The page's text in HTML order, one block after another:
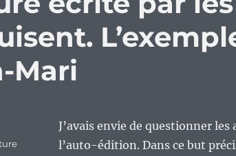
Mari
J’avais envie de questionner
l’auto-édition. Dans ce but